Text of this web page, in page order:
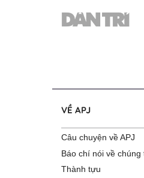
VỀ APJ
Câu chuyện về APJ
Báo chí nói về chúng
Thành tựu